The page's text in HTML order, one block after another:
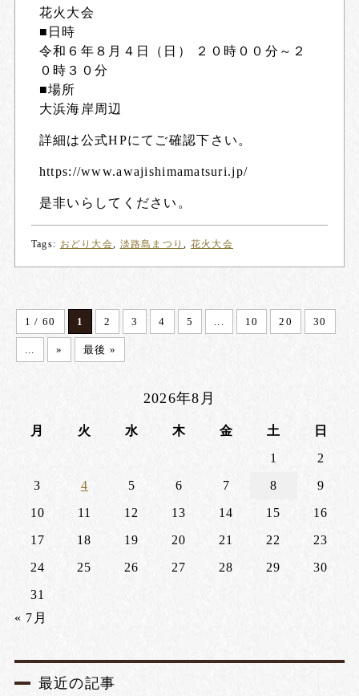
花火大会
■日時
令和６年８月４日（日） ２０時００分～２
０時３０分
■場所
大浜海岸周辺
詳細は公式HPにてご確認下さい。
https://www.awajishimamatsuri.jp/
是非いらしてください。
Tags: おどり大会, 淡路島まつり, 花火大会
1 / 60 1 2 3 4 5 ... 10 20 30
... » 最後 »
2026年8月
月 火 水 木 金 土
日
1
2
3
4 5 6 7 8
9
10
11 12 13 14 15
16
17
18 19 20 21 22
23
24
25 26 27 28 29
30
31
« 7月
最近の記事